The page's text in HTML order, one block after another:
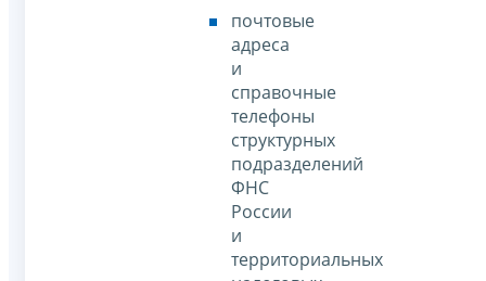
почтовые
адреса
и
справочные
телефоны
структурных
подразделений
ФНС
России
и
территориальных